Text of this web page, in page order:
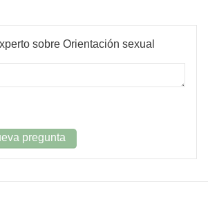
sobre Orientación sexual
pregunta